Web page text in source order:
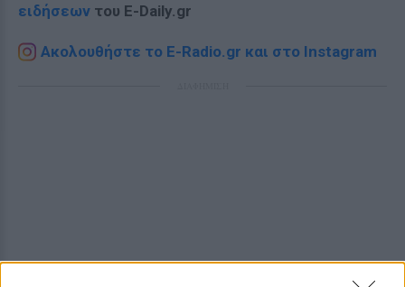
ειδήσεων του E-Daily.gr
Ακολουθήστε το E-Radio.gr και στο Instagram